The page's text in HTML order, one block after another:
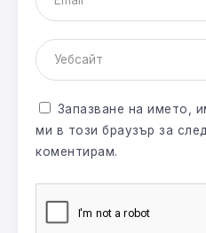
Запазване на името,
ми в този браузър за
коментирам.